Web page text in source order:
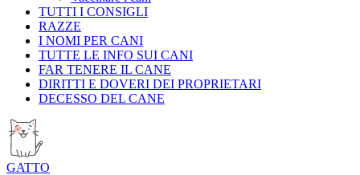
TUTTI I CONSIGLI
RAZZE
I NOMI PER CANI
TUTTE LE INFO SUI CANI
FAR TENERE IL CANE
DIRITTI E DOVERI DEI PROPRIETARI
DECESSO DEL CANE
GATTO